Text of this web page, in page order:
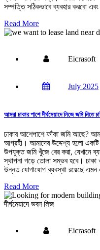
সম্পত্তি সঠিকভাবে ব্যবহার করবো
Read More
Eicrasoft
July 2025
আমরা ঢাকার পাশে দীর্ঘমেয়াদে লিজে জমি নিতে
ঢাকার আশেপাশে ফাঁকা জমি আছে?
আগ্রহী। আমাদের উদ্দেশ্য হলো একটি
উপযুক্ত জমি খুঁজে বের করা, যেখানে
স্থাপনা গড়ে তোলা সম্ভব হবে। ঢাকা
উন্নত যোগাযোগ ব্যবস্থা রয়েছে
Read More
Eicrasoft